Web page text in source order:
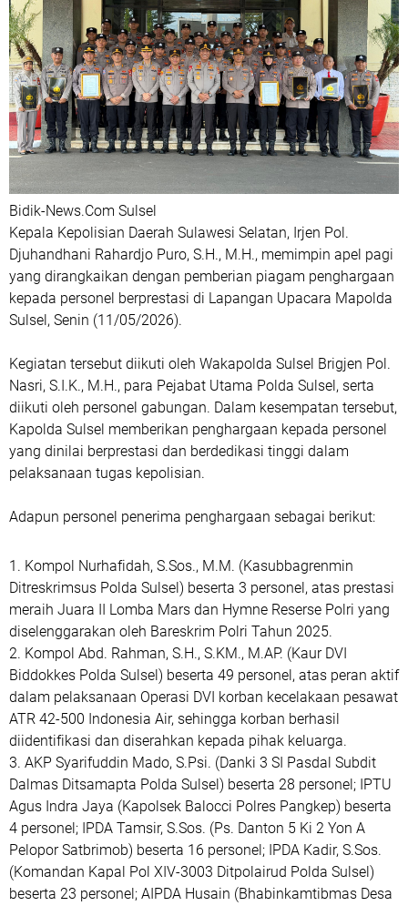
Bidik-News.Com Sulsel
Kepala Kepolisian Daerah Sulawesi Selatan, Irjen Pol.
Djuhandhani Rahardjo Puro, S.H., M.H., memimpin apel pagi
yang dirangkaikan dengan pemberian piagam penghargaan
kepada personel berprestasi di Lapangan Upacara Mapolda
Sulsel, Senin (11/05/2026).
Kegiatan tersebut diikuti oleh Wakapolda Sulsel Brigjen Pol.
Nasri, S.I.K., M.H., para Pejabat Utama Polda Sulsel, serta
diikuti oleh personel gabungan. Dalam kesempatan tersebut,
Kapolda Sulsel memberikan penghargaan kepada personel
yang dinilai berprestasi dan berdedikasi tinggi dalam
pelaksanaan tugas kepolisian.
Adapun personel penerima penghargaan sebagai berikut:
1. Kompol Nurhafidah, S.Sos., M.M. (Kasubbagrenmin
Ditreskrimsus Polda Sulsel) beserta 3 personel, atas prestasi
meraih Juara II Lomba Mars dan Hymne Reserse Polri yang
diselenggarakan oleh Bareskrim Polri Tahun 2025.
2. Kompol Abd. Rahman, S.H., S.KM., M.AP. (Kaur DVI
Biddokkes Polda Sulsel) beserta 49 personel, atas peran aktif
dalam pelaksanaan Operasi DVI korban kecelakaan pesawat
ATR 42-500 Indonesia Air, sehingga korban berhasil
diidentifikasi dan diserahkan kepada pihak keluarga.
3. AKP Syarifuddin Mado, S.Psi. (Danki 3 SI Pasdal Subdit
Dalmas Ditsamapta Polda Sulsel) beserta 28 personel; IPTU
Agus Indra Jaya (Kapolsek Balocci Polres Pangkep) beserta
4 personel; IPDA Tamsir, S.Sos. (Ps. Danton 5 Ki 2 Yon A
Pelopor Satbrimob) beserta 16 personel; IPDA Kadir, S.Sos.
(Komandan Kapal Pol XIV-3003 Ditpolairud Polda Sulsel)
beserta 23 personel; AIPDA Husain (Bhabinkamtibmas Desa